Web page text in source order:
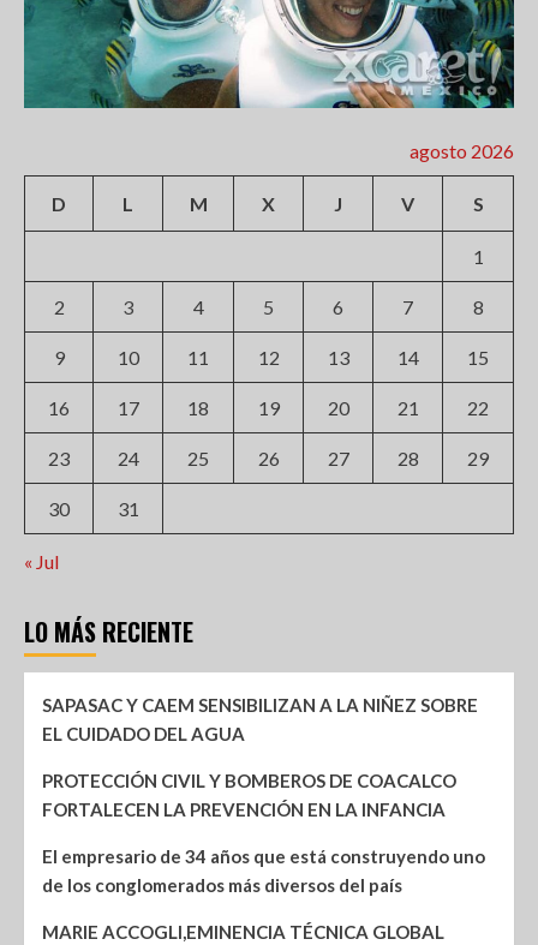
agosto 2026
D L M X J V S
1
2 3 4 5 6 7 8
9 10 11 12 13 14 15
16 17 18 19 20 21 22
23 24 25 26 27 28 29
30 31
« Jul
LO MÁS RECIENTE
SAPASAC Y CAEM SENSIBILIZAN A LA NIÑEZ SOBRE
EL CUIDADO DEL AGUA
PROTECCIÓN CIVIL Y BOMBEROS DE COACALCO
FORTALECEN LA PREVENCIÓN EN LA INFANCIA
El empresario de 34 años que está construyendo uno
de los conglomerados más diversos del país
MARIE ACCOGLI,EMINENCIA TÉCNICA GLOBAL